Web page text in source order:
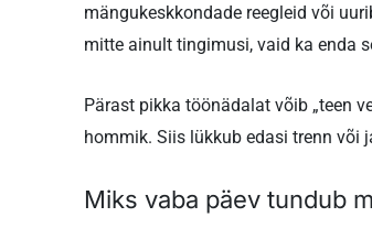
mängukeskkondade reegleid või
mitte ainult tingimusi, vaid ka enda
Pärast pikka töönädalat võib „teen
hommik. Siis lükkub edasi trenn või
Miks vaba päev tundub